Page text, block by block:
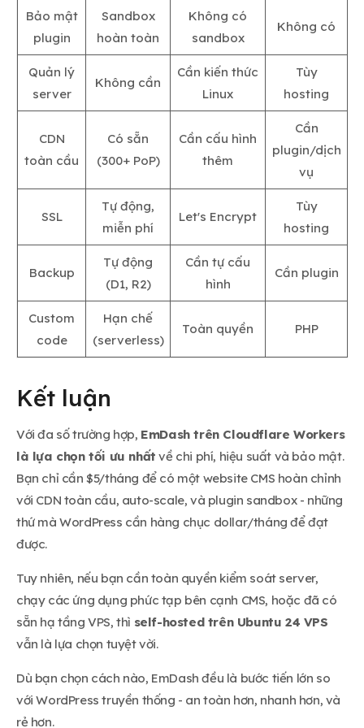
Bảo mật
plugin
Sandbox
hoàn toàn
Không có
sandbox
Không có
Quản lý
server
Không cần
Cần kiến thức
Linux
Tùy
hosting
CDN
toàn cầu
Có sẵn
(300+ PoP)
Cần cấu hình
thêm
Cần
plugin/dịch
vụ
SSL
Tự động,
miễn phí
Let's Encrypt
Tùy
hosting
Backup
Tự động
(D1, R2)
Cần tự cấu
hình
Cần plugin
Custom
code
Hạn chế
(serverless)
Toàn quyền PHP
Kết luận
Với đa số trường hợp, EmDash trên Cloudflare Workers
là lựa chọn tối ưu nhất về chi phí, hiệu suất và bảo mật.
Bạn chỉ cần $5/tháng để có một website CMS hoàn chỉnh
với CDN toàn cầu, auto-scale, và plugin sandbox - những
thứ mà WordPress cần hàng chục dollar/tháng để đạt
được.
Tuy nhiên, nếu bạn cần toàn quyền kiểm soát server,
chạy các ứng dụng phức tạp bên cạnh CMS, hoặc đã có
sẵn hạ tầng VPS, thì self-hosted trên Ubuntu 24 VPS
vẫn là lựa chọn tuyệt vời.
Dù bạn chọn cách nào, EmDash đều là bước tiến lớn so
với WordPress truyền thống - an toàn hơn, nhanh hơn, và
rẻ hơn.